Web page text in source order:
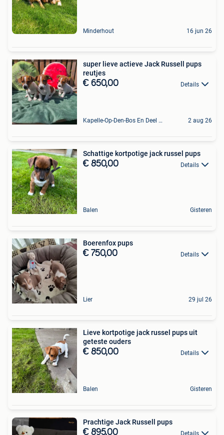
Minderhout 16 jun 26
super lieve actieve Jack Russell pups
reutjes
€ 650,00 Details
Kapelle-Op-Den-Bos En Deel Van Zemst 2 aug 26
Schattige kortpotige jack russel pups
€ 850,00 Details
Balen Gisteren
Boerenfox pups
€ 750,00 Details
Lier 29 jul 26
Lieve kortpotige jack russel pups uit
geteste ouders
€ 850,00 Details
Balen Gisteren
Prachtige Jack Russell pups
€ 895,00 Details